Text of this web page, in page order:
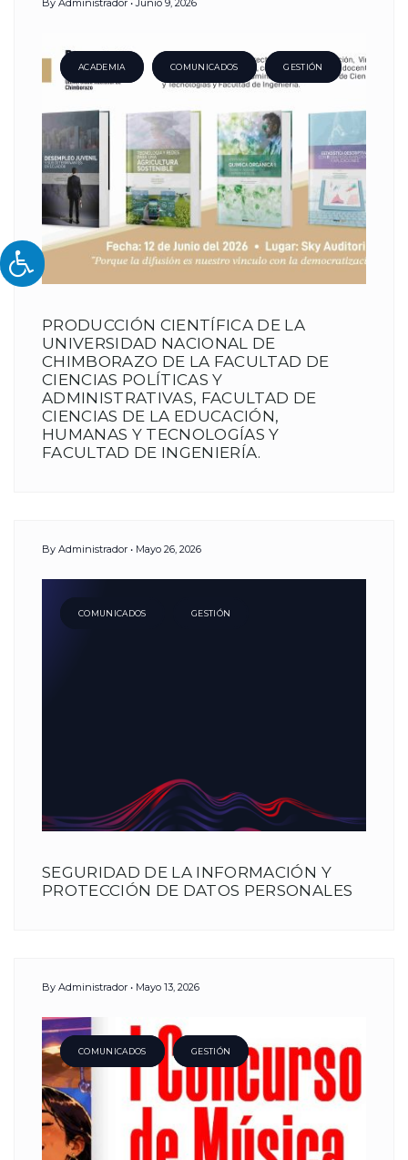
By Administrador Junio 9, 2026
ACADEMIA COMUNICADOS GESTIÓN
PRODUCCIÓN CIENTÍFICA DE LA
UNIVERSIDAD NACIONAL DE
CHIMBORAZO DE LA FACULTAD DE
CIENCIAS POLÍTICAS Y
ADMINISTRATIVAS, FACULTAD DE
CIENCIAS DE LA EDUCACIÓN,
HUMANAS Y TECNOLOGÍAS Y
FACULTAD DE INGENIERÍA.
By Administrador Mayo 26, 2026
COMUNICADOS GESTIÓN
SEGURIDAD DE LA INFORMACIÓN Y
PROTECCIÓN DE DATOS PERSONALES
By Administrador Mayo 13, 2026
COMUNICADOS GESTIÓN